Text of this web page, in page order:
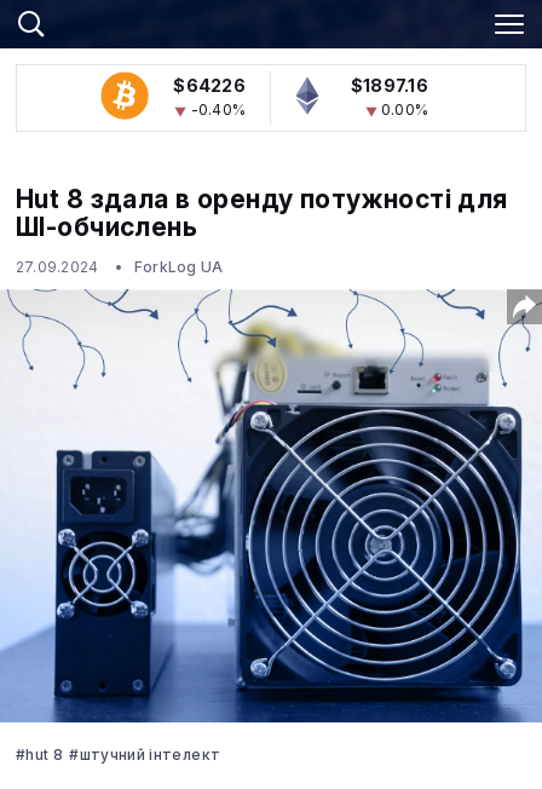
$64226
-0.40%
$1897.16
0.00%
Hut 8 здала в оренду потужності для
ШІ-обчислень
27.09.2024 ForkLog UA
#hut 8 #штучний інтелект